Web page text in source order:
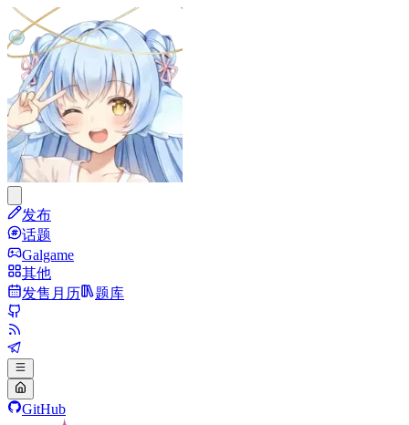
发布
话题
Galgame
其他
发售月历
题库
GitHub